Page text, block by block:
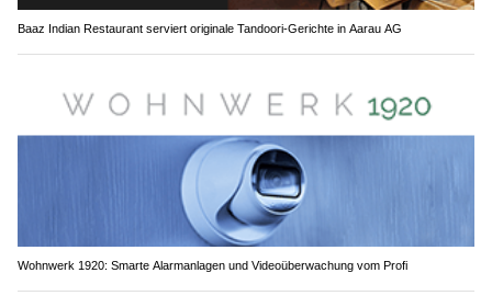
Baaz Indian Restaurant serviert originale Tandoori-Gerichte in Aarau AG
Wohnwerk 1920: Smarte Alarmanlagen und Videoüberwachung vom Profi